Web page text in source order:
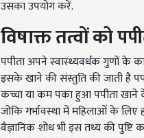
विषाक्त तत्वों को
पपीता अपने स्वास्थ्यवर्धक गुणों के
इसके खाने की संस्तुति की जाती है
कच्चा या कम पका हुआ पपीता खाने के
जोकि गर्भावस्था में महिलाओं के लिए
वैज्ञानिक शोध भी इस तथ्य की
लिए बाधक होता है.